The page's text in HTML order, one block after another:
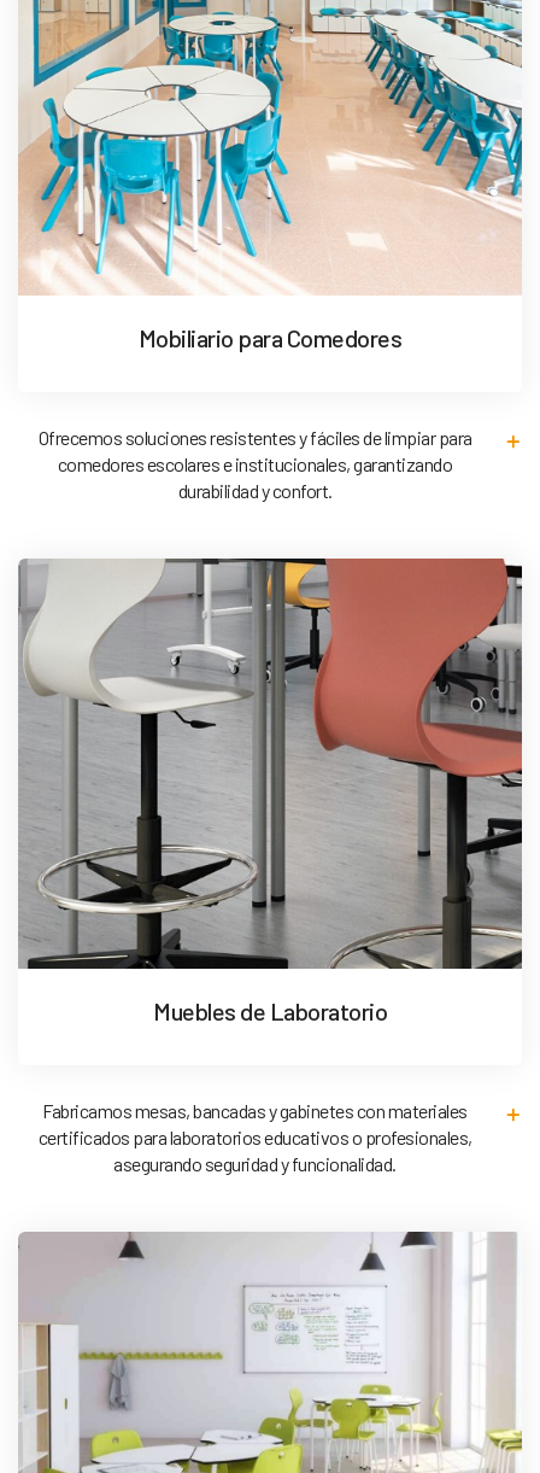
Mobiliario para Comedores
Ofrecemos soluciones resistentes y fáciles de limpiar para
comedores escolares e institucionales, garantizando
durabilidad y confort.
Muebles de Laboratorio
Fabricamos mesas, bancadas y gabinetes con materiales
certificados para laboratorios educativos o profesionales,
asegurando seguridad y funcionalidad.